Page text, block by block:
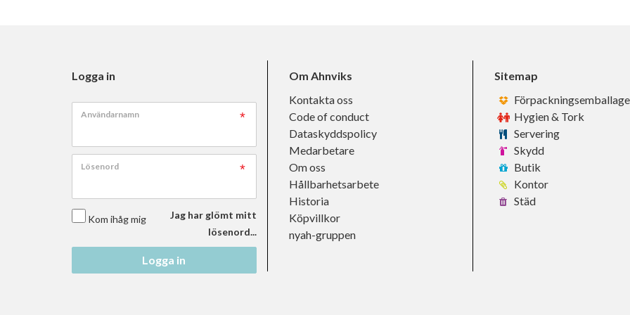
Logga in
Användarnamn
Lösenord
Kom ihåg mig
Jag har glömt mitt
lösenord...
Logga in
Om Ahnviks
Kontakta oss
Code of conduct
Dataskyddspolicy
Medarbetare
Om oss
Hållbarhetsarbete
Historia
Köpvillkor
nyah-gruppen
Sitemap
Förpackningsemballage
Hygien & Tork
Servering
Skydd
Butik
Kontor
Städ